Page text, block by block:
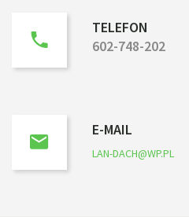
TELEFON
602-748-202
E-MAIL
LAN-DACH@WP.PL